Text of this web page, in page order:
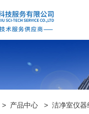
> 产品中心 >洁净室仪器